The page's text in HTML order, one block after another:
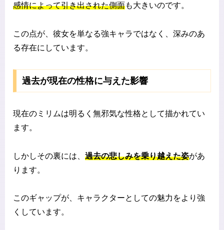
感情によって引き出された側面も大きいのです。
この点が、彼女を単なる強キャラではなく、深みのあ
る存在にしています。
過去が現在の性格に与えた影響
現在のミリムは明るく無邪気な性格として描かれてい
ます。
しかしその裏には、 過去の悲しみを乗り越えた姿があ
ります。
このギャップが、キャラクターとしての魅力をより強
くしています。